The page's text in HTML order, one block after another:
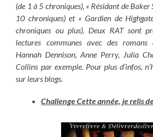
(de 1 à 5 chroniques), « Résidant de Baker
10 chroniques) et « Gardien de
chroniques ou plus). Deux RAT sont
lectures communes avec des romans
Hannah Dennison, Anne Perry, Julia
Collins par exemple. Pour plus d’infos,
sur leurs blogs.
Challenge Cette année, je relis